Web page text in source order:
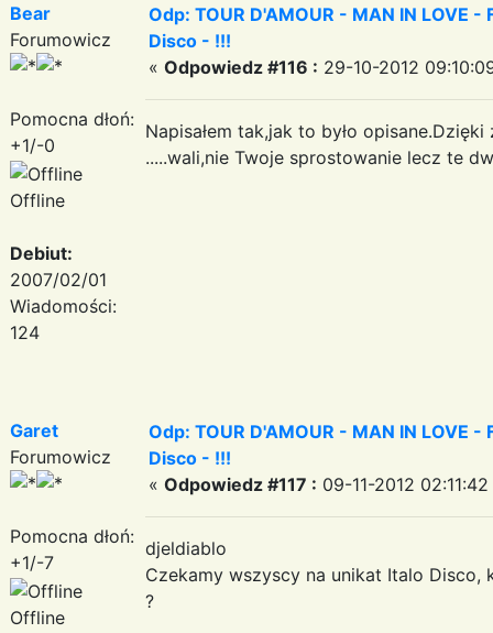
Bear
Forumowicz
Pomocna dłoń:
+1/-0
Offline
Debiut:
2007/02/01
Wiadomości:
124
Odp: TOUR D'AMOUR - MAN IN LOVE
Disco - !!!
« Odpowiedz #116 : 29-10-2012
Napisałem tak,jak to było
.....wali,nie Twoje sprostowanie lecz te
Garet
Forumowicz
Pomocna dłoń:
+1/-7
Offline
Odp: TOUR D'AMOUR - MAN IN LOVE
Disco - !!!
« Odpowiedz #117 : 09-11-2012 02:11:42
djeldiablo
Czekamy wszyscy na unikat Italo
?